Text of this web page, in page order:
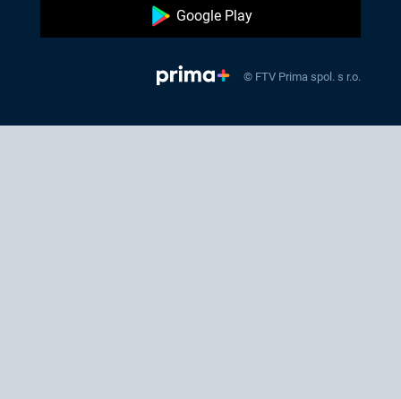
Google Play
© FTV Prima spol. s r.o.